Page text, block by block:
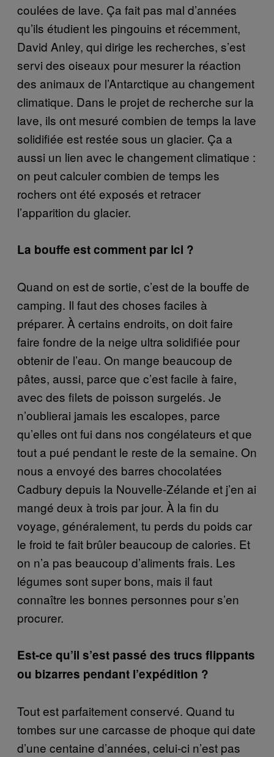
coulées de lave. Ça fait pas mal d’années
qu’ils étudient les pingouins et récemment,
David Anley, qui dirige les recherches, s’est
servi des oiseaux pour mesurer la réaction
des animaux de l’Antarctique au changement
climatique. Dans le projet de recherche sur la
lave, ils ont mesuré combien de temps la lave
solidifiée est restée sous un glacier. Ça a
aussi un lien avec le changement climatique :
on peut calculer combien de temps les
rochers ont été exposés et retracer
l’apparition du glacier.
La bouffe est comment par ici ?
Quand on est de sortie, c’est de la bouffe de
camping. Il faut des choses faciles à
préparer. À certains endroits, on doit faire
faire fondre de la neige ultra solidifiée pour
obtenir de l’eau. On mange beaucoup de
pâtes, aussi, parce que c’est facile à faire,
avec des filets de poisson surgelés. Je
n’oublierai jamais les escalopes, parce
qu’elles ont fui dans nos congélateurs et que
tout a pué pendant le reste de la semaine. On
nous a envoyé des barres chocolatées
Cadbury depuis la Nouvelle-Zélande et j’en ai
mangé deux à trois par jour. À la fin du
voyage, généralement, tu perds du poids car
le froid te fait brûler beaucoup de calories. Et
on n’a pas beaucoup d’aliments frais. Les
légumes sont super bons, mais il faut
connaître les bonnes personnes pour s’en
procurer.
Est-ce qu’il s’est passé des trucs flippants
ou bizarres pendant l’expédition ?
Tout est parfaitement conservé. Quand tu
tombes sur une carcasse de phoque qui date
d’une centaine d’années, celui-ci n’est pas